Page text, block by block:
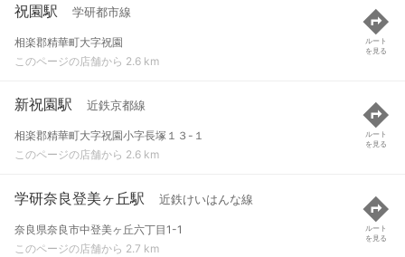
祝園駅 学研都市線
相楽郡精華町大字祝園
このページの店舗から 2.6 km
ルート
を見る
新祝園駅 近鉄京都線
相楽郡精華町大字祝園小字長塚１３-１
このページの店舗から 2.6 km
ルート
を見る
学研奈良登美ヶ丘駅 近鉄けいはんな線
奈良県奈良市中登美ヶ丘六丁目1-1
このページの店舗から 2.7 km
ルート
を見る